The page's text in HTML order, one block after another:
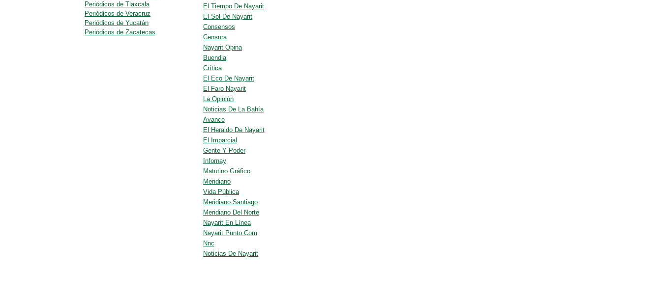
El Tiempo De Nayarit
El Sol De Nayarit
Consensos
Censura
Nayarit Opina
Buendia
Crítica
El Eco De Nayarit
El Faro Nayarit
La Opinión
Noticias De La Bahía
Avance
El Heraldo De Nayarit
El Imparcial
Gente Y Poder
Infornay
Matutino Gráfico
Meridiano
Vida Pública
Meridiano Santiago
Meridiano Del Norte
Nayarit En Línea
Nayarit Punto Com
Nnc
Noticias De Nayarit
Periódicos de Tlaxcala
Periódicos de Veracruz
Periódicos de Yucatán
Periódicos de Zacatecas